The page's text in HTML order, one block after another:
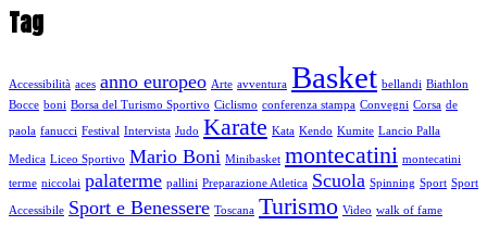
Tag
Accessibilità aces anno europeo Arte avventura Basket bellandi Biathlon
Bocce boni Borsa del Turismo Sportivo Ciclismo conferenza stampa Convegni Corsa de
paola fanucci Festival Intervista Judo Karate Kata Kendo Kumite Lancio Palla
Medica Liceo Sportivo Mario Boni Minibasket montecatini montecatini
terme niccolai palaterme pallini Preparazione Atletica Scuola Spinning Sport Sport
Accessibile Sport e Benessere Toscana Turismo Video walk of fame